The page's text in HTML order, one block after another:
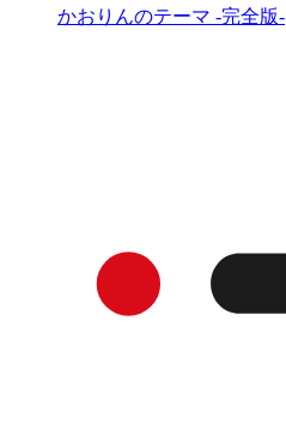
かおりんのテーマ -完全版-